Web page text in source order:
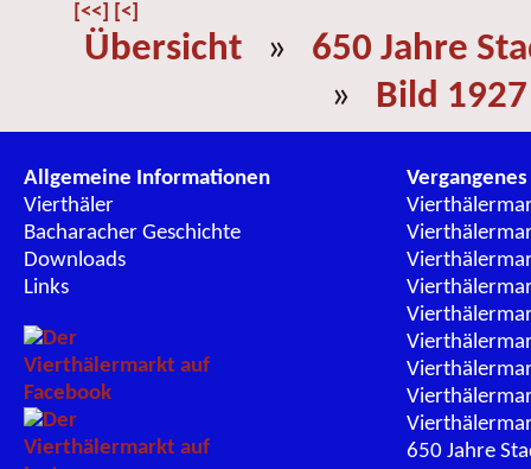
[<<] [<]
Übersicht » 650 Jahre
» Bild 1927
Allgemeine Informationen
Vierthäler
Bacharacher Geschichte
Downloads
Links
Vergangenes
650 Jahre